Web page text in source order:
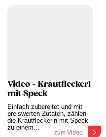
Video - Krautfleckerl
mit Speck
Einfach zubereitet und mit
preiswerten Zutaten, zählen
die Krautfleckerln mit Speck
zu einem...
zum Video